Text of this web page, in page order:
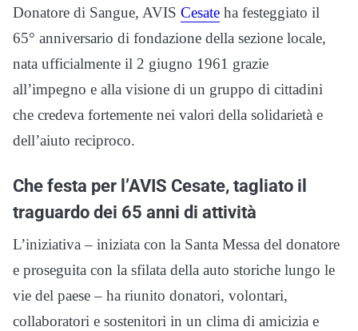
Donatore di Sangue, AVIS Cesate ha festeggiato il
65° anniversario di fondazione della sezione locale,
nata ufficialmente il 2 giugno 1961 grazie
all’impegno e alla visione di un gruppo di cittadini
che credeva fortemente nei valori della solidarietà e
dell’aiuto reciproco.
Che festa per l’AVIS Cesate, tagliato il
traguardo dei 65 anni di attività
L’iniziativa – iniziata con la Santa Messa del donatore
e proseguita con la sfilata della auto storiche lungo le
vie del paese – ha riunito donatori, volontari,
collaboratori e sostenitori in un clima di amicizia e